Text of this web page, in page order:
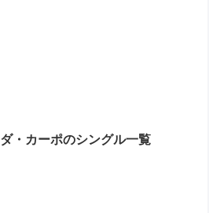
ダ・カーポのシングル一覧